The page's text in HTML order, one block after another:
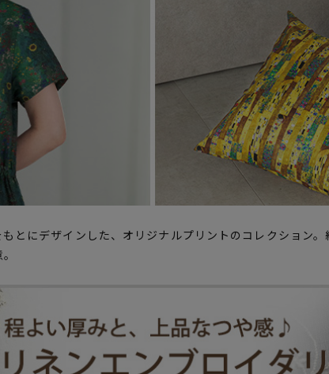
とにデザインした、オリジナルプリントのコレクション